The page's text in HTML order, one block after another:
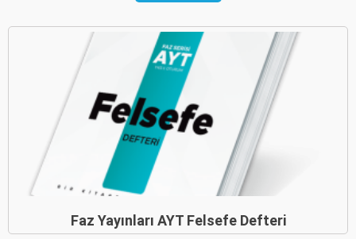
Faz Yayınları AYT Felsefe Defteri